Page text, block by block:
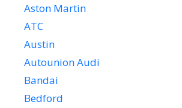
Aston Martin
ATC
Austin
Autounion Audi
Bandai
Bedford